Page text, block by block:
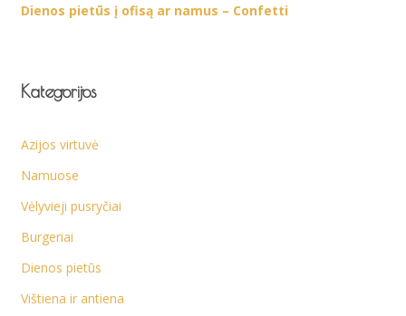
Dienos pietūs į ofisą ar namus – Confetti
Kategorijos
Azijos virtuvė
Namuose
Vėlyvieji pusryčiai
Burgeriai
Dienos pietūs
Vištiena ir antiena